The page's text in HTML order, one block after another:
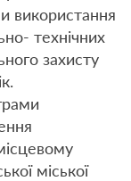
використання
технічних
захисту
міської